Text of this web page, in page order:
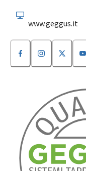
www.geggus.it